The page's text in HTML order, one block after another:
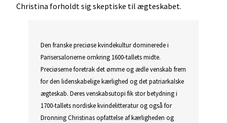
Christina forholdt sig skeptiske til ægteskabet.
Den franske preciøse kvindekultur dominerede i
Parisersalonerne omkring 1600-tallets midte.
Preciøserne foretrak det ømme og ædle venskab frem
for den lidenskabelige kærlighed og det patriarkalske
ægteskab. Deres venskabsutopi fik stor betydning i
1700-tallets nordiske kvindelitteratur og også for
Dronning Christinas opfattelse af kærligheden og